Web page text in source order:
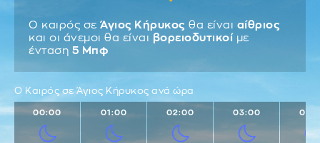
Ο καιρός σε Άγιος Κήρυκος θα είναι αίθριος
και οι άνεμοι θα είναι βορειοδυτικοί με
ένταση 5 Μπφ
Ο Καιρός σε Άγιος Κήρυκος ανά ώρα
00:00 01:00 02:00 03:00